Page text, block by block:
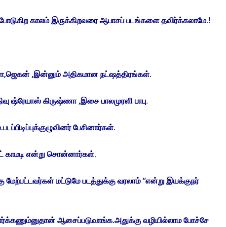
காலம் இருக்கிறவரை ஆபாசப் படங்களை தவிர்க்கலாமே.!
,இன்னும் அதிகமான நட்ஷத்திரங்கள்.
ஷ்ரேயாஸ் கிருஷ்ணா ,இசை பாலமுரளி பாபு.
பேசினார்கள்.
என்று சொன்னார்கள்.
மேற்பட்டவர்கள் மட்டுமே படத்துக்கு வரலாம் “என்று இயக்குநர்
ஆசைப்படுவாங்க.அதுக்கு வழியில்லாம போச்சே